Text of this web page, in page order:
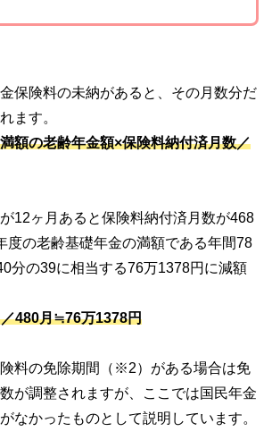
保険料の未納があると、その月数分だ
ます。
額の老齢年金額×保険料納付済月数／
12ヶ月あると保険料納付済月数が468
度の老齢基礎年金の満額である年間78
分の39に相当する76万1378円に減額
480月≒76万1378円
料の免除期間（※2）がある場合は免
が調整されますが、ここでは国民年金
なかったものとして説明しています。